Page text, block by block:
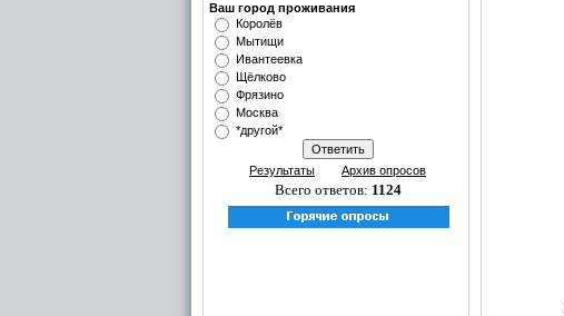
Ваш город проживания
Королёв
Мытищи
Ивантеевка
Щёлково
Фрязино
Москва
*другой*
Результаты Архив опросов
Всего ответов: 1124